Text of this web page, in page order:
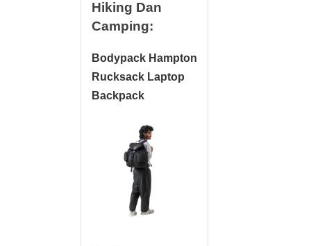
Hiking Dan
Camping:
Bodypack Hampton
Rucksack Laptop
Backpack